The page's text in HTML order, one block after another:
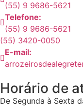
(55) 9 9686-5621
Telefone:
(55) 9 9686-5621
(55) 3420-0050
E-mail:
Horário de
De Segunda à Sexta